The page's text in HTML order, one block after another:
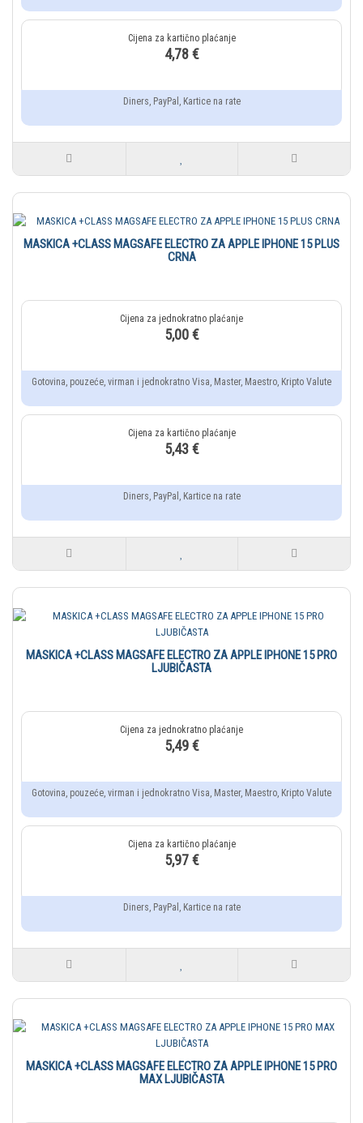
4,78 €
Diners, PayPal, Kartice na rate
MASKICA +CLASS MAGSAFE ELECTRO ZA APPLE IPHONE 15 PLUS
CRNA
5,00 €
Gotovina, pouzeće, virman i jednokratno Visa, Master, Maestro, Kripto Valute
5,43 €
Diners, PayPal, Kartice na rate
MASKICA +CLASS MAGSAFE ELECTRO ZA APPLE IPHONE 15 PRO
LJUBIČASTA
5,49 €
Gotovina, pouzeće, virman i jednokratno Visa, Master, Maestro, Kripto Valute
5,97 €
Diners, PayPal, Kartice na rate
MASKICA +CLASS MAGSAFE ELECTRO ZA APPLE IPHONE 15 PRO
MAX LJUBIČASTA